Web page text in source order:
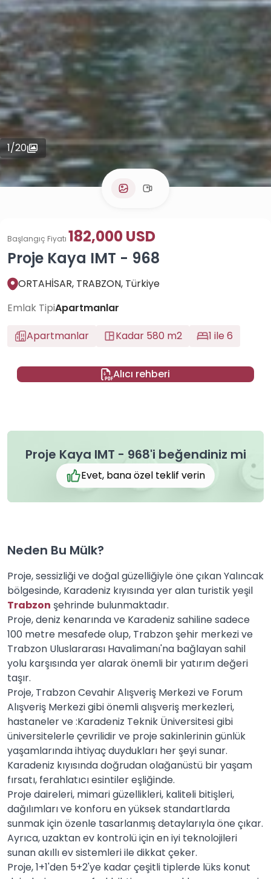
1/20
Proje Kaya IMT - 968
Başlangıç Fiyatı 182,000 USD
ORTAHİSAR, TRABZON, Türkiye
Emlak TipiApartmanlar
Apartmanlar
Kadar 580 m2 1 ile 6
Alıcı rehberi
Proje Kaya IMT - 968'i beğendiniz mi
Evet, bana özel teklif verin
Neden Bu Mülk?
Proje, sessizliği ve doğal güzelliğiyle öne çıkan Yalıncak
bölgesinde, Karadeniz kıyısında yer alan turistik yeşil
Trabzon şehrinde bulunmaktadır.
Proje, deniz kenarında ve Karadeniz sahiline sadece
100 metre mesafede olup, Trabzon şehir merkezi ve
Trabzon Uluslararası Havalimanı'na bağlayan sahil
yolu karşısında yer alarak önemli bir yatırım değeri
taşır.
Proje, Trabzon Cevahir Alışveriş Merkezi ve Forum
Alışveriş Merkezi gibi önemli alışveriş merkezleri,
hastaneler ve :Karadeniz Teknik Üniversitesi gibi
üniversitelerle çevrilidir ve proje sakinlerinin günlük
yaşamlarında ihtiyaç duydukları her şeyi sunar.
Karadeniz kıyısında doğrudan olağanüstü bir yaşam
fırsatı, ferahlatıcı esintiler eşliğinde.
Proje daireleri, mimari güzellikleri, kaliteli bitişleri,
dağılımları ve konforu en yüksek standartlarda
sunmak için özenle tasarlanmış detaylarıyla öne çıkar.
Ayrıca, uzaktan ev kontrolü için en iyi teknolojileri
sunan akıllı ev sistemleri ile dikkat çeker.
Proje, 1+1'den 5+2'ye kadar çeşitli tiplerde lüks konut